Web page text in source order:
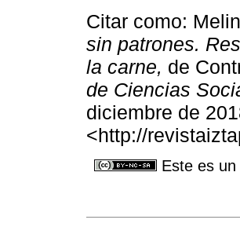
Citar como:
sin patrones.
la carne, de
de Ciencias
diciembre de
<http://
Este es